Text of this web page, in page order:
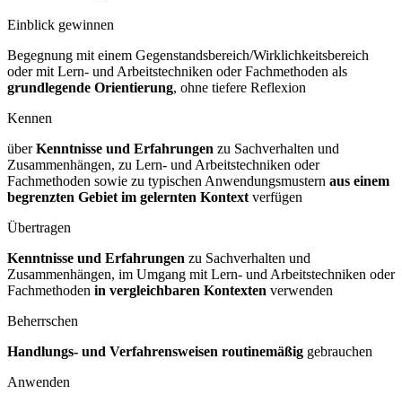
Einblick gewinnen
Begegnung mit einem Gegenstandsbereich/Wirklichkeitsbereich
oder mit Lern- und Arbeitstechniken oder Fachmethoden als
grundlegende Orientierung, ohne tiefere Reflexion
Kennen
überKenntnisse und Erfahrungen zu Sachverhalten und
Zusammenhängen, zu Lern- und Arbeitstechniken oder
Fachmethoden sowie zu typischen Anwendungsmustern aus einem
begrenzten Gebiet im gelernten Kontext verfügen
Übertragen
Kenntnisse und Erfahrungen zu Sachverhalten und
Zusammenhängen, im Umgang mit Lern- und Arbeitstechniken oder
Fachmethoden in vergleichbaren Kontexten verwenden
Beherrschen
Handlungs- und Verfahrensweisen routinemäßig gebrauchen
Anwenden